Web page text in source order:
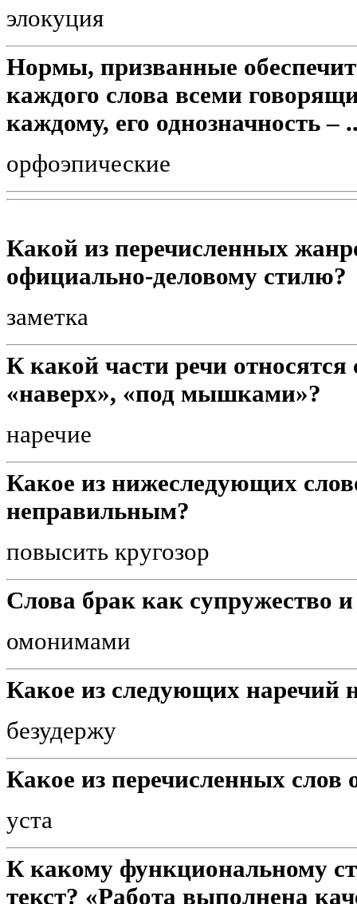
элокуция
Нормы, призванные
каждого слова всеми
каждому, его однозначность –
орфоэпические
Какой из перечисленных
официально-деловому стилю?
заметка
К какой части речи
«наверх», «под мышками»?
наречие
Какое из нижеследующих
неправильным?
повысить кругозор
Слова брак как супружество
омонимами
Какое из следующих наречий
безудержу
Какое из перечисленных
уста
К какому функциональному
текст? «Работа выполнена